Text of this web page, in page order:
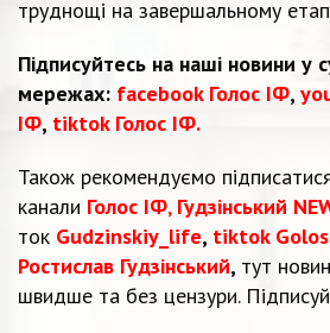
труднощі на завершальному
Підписуйтесь на наші новини у
мережах: facebook Голос ІФ,
ІФ, tiktok Голос ІФ.
Також рекомендуємо
канали Голос ІФ, Гудзінський
ток Gudzinskiy_life, tiktok
Ростислав Гудзінський, тут
швидше та без цензури.